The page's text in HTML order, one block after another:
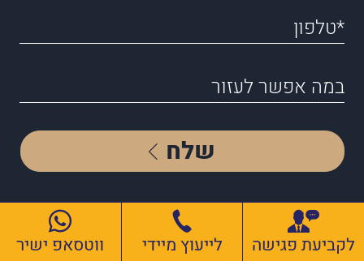
לקביעת פגישה לייעוץ מיידי ווטסאפ ישיר
שלח